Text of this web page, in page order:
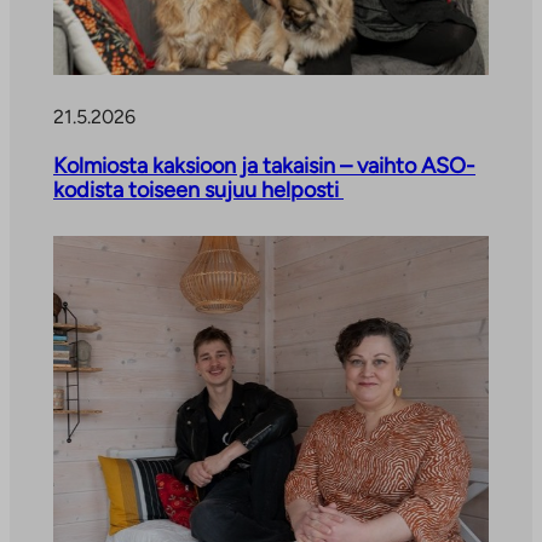
a
l
v
u
u
L
i
a
u
k
e
21.5.2026
Kolmiosta kaksioon ja takaisin – vaihto ASO-
kodista toiseen sujuu helposti